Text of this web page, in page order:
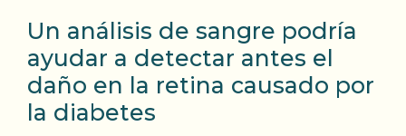
Un análisis de sangre podría
ayudar a detectar antes el
daño en la retina causado por
la diabetes